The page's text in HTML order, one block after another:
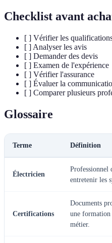
Checklist avant
[ ] Vérifier les
[ ] Analyser les avis
[ ] Demander des devis
[ ] Examen de l'expérience
[ ] Vérifier l'assurance
[ ] Évaluer la
[ ] Comparer plusieurs
Glossaire
Terme Définition
Électricien
Professionnel
entretenir les
Certifications
Documents
une formation
métier.